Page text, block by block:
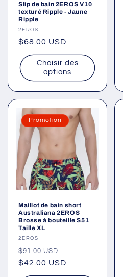
Slip de bain 2EROS V10
texturé Ripple - Jaune
Ripple
Fournisseur :
2EROS
Prix
habituel
$68.00 USD
Choisir des
options
Promotion
Maillot de bain short
Australiana 2EROS
Brosse à bouteille S51
Taille XL
Fournisseur :
2EROS
Prix
habituel
$91.00 USD
promotionnel
$42.00 USD